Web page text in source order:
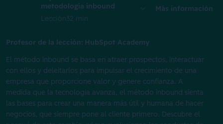
metodología inbound
Lección32 min
Más información
Profesor de la lección: HubSpot Academy
El método inbound se basa en atraer prospectos, interactuar
con ellos y deleitarlos para impulsar el crecimiento de una
empresa que proporcione valor y genere confianza. A
medida que la tecnología avanza, el método inbound sienta
las bases para crear una manera más útil y humana de hacer
negocios, que siempre pone al cliente primero. Descubre el